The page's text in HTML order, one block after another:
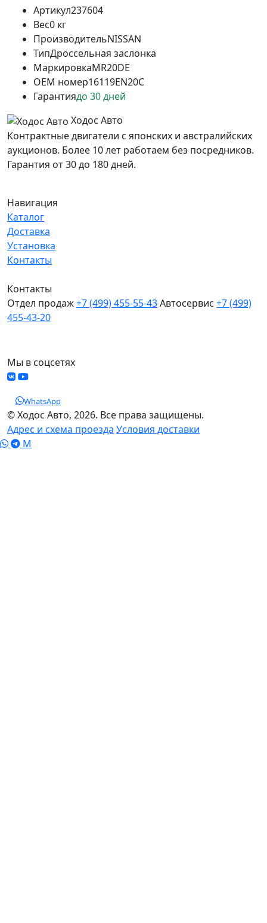
Артикул237604
Вес0 кг
ПроизводительNISSAN
ТипДроссельная заслонка
МаркировкаMR20DE
OEM номер16119EN20C
Гарантиядо 30 дней
Ходос Авто
Контрактные двигатели с японских и австралийских
аукционов. Более 10 лет работаем без посредников.
Гарантия от 30 до 180 дней.
Навигация
Каталог
Доставка
Установка
Контакты
Контакты
Отдел продаж+7 (499) 455-55-43Автосервис +7 (499)
455-43-20
Мы в соцсетях
WhatsApp
© Ходос Авто, 2026. Все права защищены.
Адрес и схема проезда Условия доставки
M